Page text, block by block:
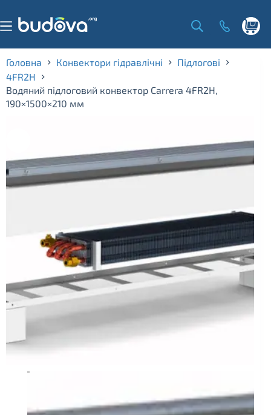
content
Головна Конвектори гідравлічні
Підлогові
4FR2H
Водяний підлоговий конвектор Carrera 4FR2H,
190×1500×210 мм